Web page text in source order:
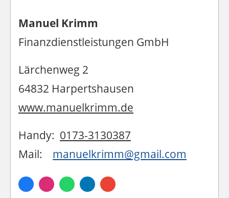
Manuel Krimm
Finanzdienstleistungen GmbH
Lärchenweg 2
64832 Harpertshausen
www.manuelkrimm.de
Handy: 0173-3130387
Mail: manuelkrimm@gmail.com